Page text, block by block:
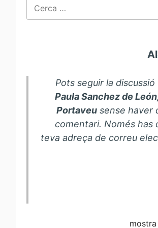
Pots seguir la
Paula Sanchez de
Portaveu sense haver
comentari. Només has
teva adreça de correu